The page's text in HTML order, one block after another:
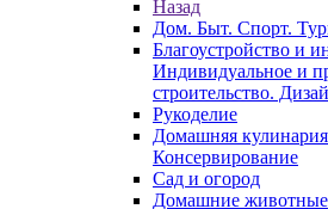
Назад
Дом. Быт. Спорт.
Благоустройство и
Индивидуальное и
строительство.
Рукоделие
Домашняя
Консервирование
Сад и огород
Домашние животные